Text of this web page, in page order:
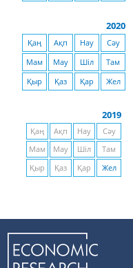
2020
Қаң Ақп Нау
Сәу
Мам
Мау Шіл
Там
Қыр
Қаз Қар Жел
2019
Қаң Ақп Нау
Сәу
Мам
Мау Шіл
Там
Қыр
Қаз Қар Жел